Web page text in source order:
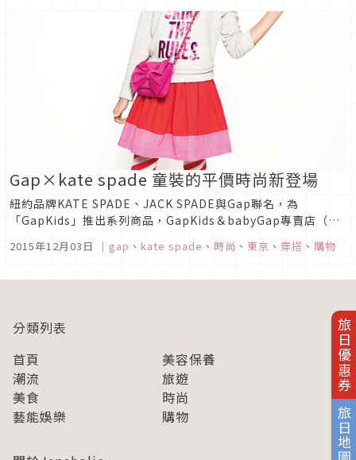
旅日優惠券
旅日地圖
Gap×kate spade 童裝的平價時尚新登場
紐約品牌KATE SPADE、JACK SPADE與Gap聯名，為
「GapKids」推出系列商品，GapKids＆babyGap專賣店（部
kate spade new york與JACK SPADE來說，是將觸角伸至童
2015年12月03日 ｜ gap 、 kate spade 、 時尚 、 東京 、 穿搭 、 購物
分類列表
首頁
美容保養
潮流
旅遊
美食
時尚
藝能娛樂
購物